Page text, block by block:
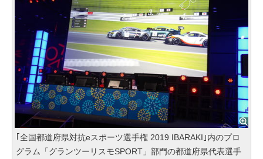
｢全国都道府県対抗eスポーツ選手権 2019 IBARAKI｣内のプロ
グラム「グランツーリスモSPORT」部門の都道府県代表選手